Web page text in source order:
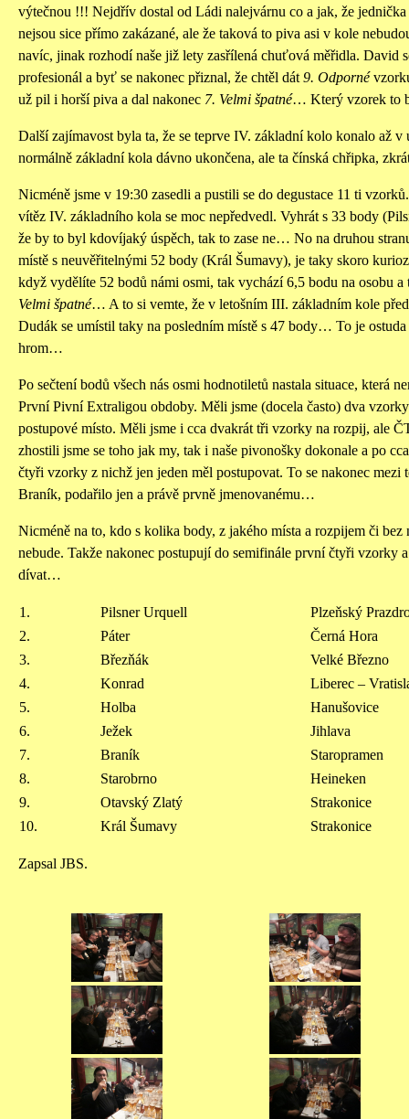
výtečnou !!! Nejdřív dostal od Ládi nalejvárnu co a jak, že jednička
nejsou sice přímo zakázané, ale že taková to piva asi v kole
navíc, jinak rozhodí naše již lety zasřílená chuťová měřidla. David
profesionál a byť se nakonec přiznal, že chtěl dát 9. Odporné
už pil i horší piva a dal nakonec 7. Velmi špatné… Který vzorek to
Další zajímavost byla ta, že se teprve IV. základní kolo konalo až
normálně základní kola dávno ukončena, ale ta čínská chřipka,
Nicméně jsme v 19:30 zasedli a pustili se do degustace 11 ti
vítěz IV. základního kola se moc nepředvedl. Vyhrát s 33 body
že by to byl kdovíjaký úspěch, tak to zase ne… No na druhou
místě s neuvěřitelnými 52 body (Král Šumavy), je taky skoro
když vydělíte 52 bodů námi osmi, tak vychází 6,5 bodu na osobu
Velmi špatné… A to si vemte, že v letošním III. základním kole
Dudák se umístil taky na posledním místě s 47 body… To je
hrom…
Po sečtení bodů všech nás osmi hodnotiletů nastala situace, která
První Pivní Extraligou obdoby. Měli jsme (docela často) dva
postupové místo. Měli jsme i cca dvakrát tři vzorky na rozpij, ale
zhostili jsme se toho jak my, tak i naše pivonošky dokonale a po
čtyři vzorky z nichž jen jeden měl postupovat. To se nakonec
Braník, podařilo jen a právě prvně jmenovanému…
Nicméně na to, kdo s kolika body, z jakého místa a rozpijem či bez
nebude. Takže nakonec postupují do semifinále první čtyři vzorky
dívat…
1. Pilsner Urquell
Plzeňský
2.
Páter
Černá Hora
3.
Březňák
Velké Březno
4.
Konrad
Liberec –
5.
Holba
Hanušovice
6.
Ježek
Jihlava
7.
Braník
Staropramen
8.
Starobrno
Heineken
9.
Otavský Zlatý
Strakonice
10.
Král Šumavy Strakonice
Zapsal JBS.